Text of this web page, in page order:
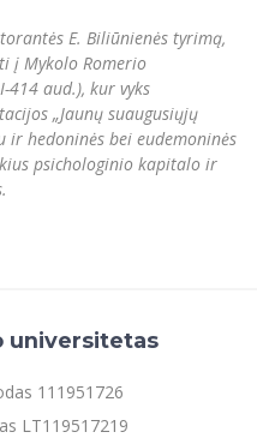
E. Biliūnienės tyrimą,
į Mykolo Romerio
414 aud.), kur vyks
„Jaunų suaugusiųjų
hedoninės bei eudemoninės
psichologinio kapitalo ir
universitetas
111951726
LT119517219